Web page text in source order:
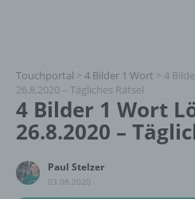
Touchportal > 4 Bilder 1 Wort > 4
26.8.2020 – Tägliches Rätsel
4 Bilder 1 Wort
26.8.2020 –
Paul Stelzer
03.08.2020